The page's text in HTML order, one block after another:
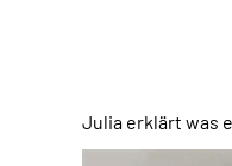
Julia erklärt was